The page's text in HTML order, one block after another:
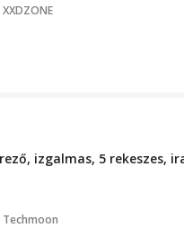
XXDZONE
izgalmas, 5
Techmoon